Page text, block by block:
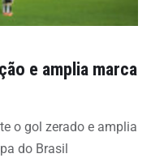
e amplia marca
o gol zerado e amplia
do Brasil